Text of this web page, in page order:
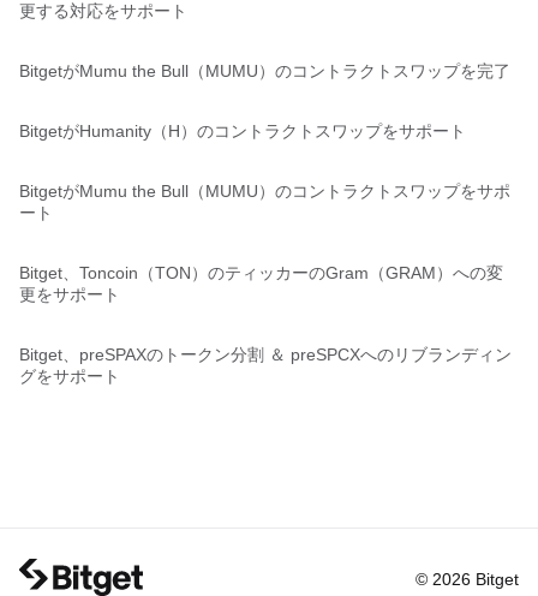
更する対応をサポート
BitgetがMumu the Bull（MUMU）のコントラクトスワップを完了
BitgetがHumanity（H）のコントラクトスワップをサポート
BitgetがMumu the Bull（MUMU）のコントラクトスワップをサポ
ート
Bitget、Toncoin（TON）のティッカーのGram（GRAM）への変
更をサポート
Bitget、preSPAXのトークン分割 ＆ preSPCXへのリブランディン
グをサポート
© 2026 Bitget